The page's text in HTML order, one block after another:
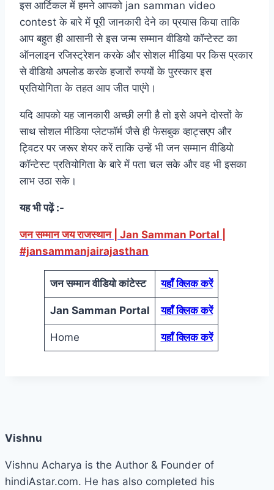
इस आर्टिकल में हमने आपको jan samman video
contest के बारे में पूरी जानकारी देने का प्रयास किया ताकि
आप बहुत ही आसानी से इस जन्म सम्मान वीडियो कॉन्टेस्ट का
ऑनलाइन रजिस्ट्रेशन करके और सोशल मीडिया पर किस प्रकार
से वीडियो अपलोड करके हजारों रुपयों के पुरस्कार इस
प्रतियोगिता के तहत आप जीत पाएंगे।
यदि आपको यह जानकारी अच्छी लगी है तो इसे अपने दोस्तों के
साथ सोशल मीडिया प्लेटफॉर्म जैसे ही फेसबुक व्हाट्सएप और
ट्विटर पर जरूर शेयर करें ताकि उन्हें भी जन सम्मान वीडियो
कॉन्टेस्ट प्रतियोगिता के बारे में पता चल सके और वह भी इसका
लाभ उठा सके।
यह भी पढ़ें :-
जन सम्मान जय राजस्थान | Jan Samman Portal |
#jansammanjairajasthan
जन सम्मान वीडियो कांटेस्ट यहाँ क्लिक करें
Jan Samman Portal यहाँ क्लिक करें
Home यहाँ क्लिक करें
Vishnu
Vishnu Acharya is the Author & Founder of
hindiAstar.com. He has also completed his